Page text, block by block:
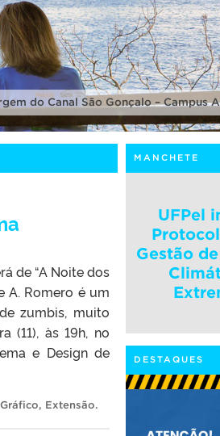
do Canal São Gonçalo – Campus
de “A Noite dos
A. Romero é um
zumbis, muito
(11), às 19h, no
e Design de
, Extensão.
MANCHETE
UFPel
Gestão
DESTAQUES